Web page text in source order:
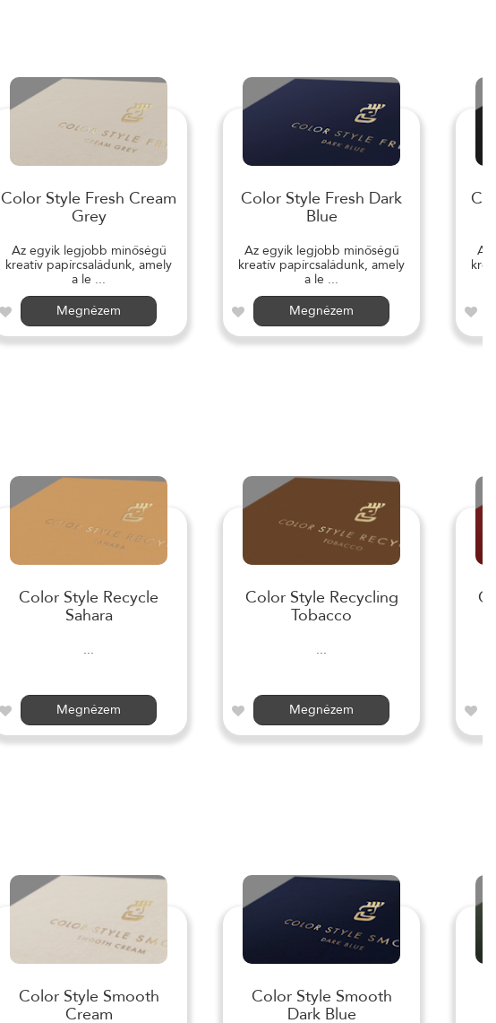
Color Style Fresh Cream
Grey
Az egyik legjobb minőségű
kreatív papírcsaládunk, amely
a le ...
Megnézem
Color Style Fresh Dark
Blue
Az egyik legjobb minőségű
kreatív papírcsaládunk, amely
a le ...
Megnézem
Az
Color Style Recycle
Sahara
...
Megnézem
Color Style Recycling
Tobacco
...
Megnézem
Color Style Smooth
Cream
Color Style Smooth
Dark Blue